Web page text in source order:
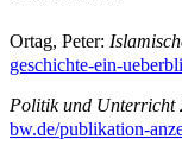
Ortag, Peter:
geschichte-ein-
Politik und Unterricht
bw.de/publikation-